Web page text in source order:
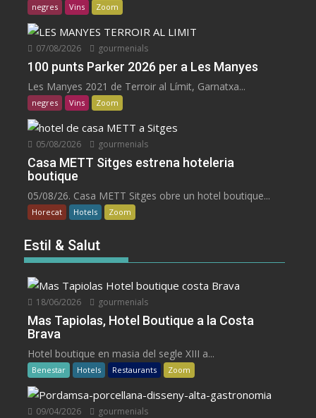
negres Vins Zoom
07/08/2026 gourmenials
100 punts Parker 2026 per a Les Manyes
Les Manyes 2021 de Terroir al Límit, Garnatxa...
negres Vins Zoom
05/08/2026 gourmenials
Casa METT Sitges estrena hoteleria
boutique
05/08/26. Casa METT Sitges obre un hotel boutique...
Horecat Hotels Zoom
Estil & Salut
18/06/2026 gourmenials
Mas Tapiolas, Hotel Boutique a la Costa
Brava
Hotel boutique en masia del segle XIII a...
Benestar Hotels Restaurants Zoom
09/04/2026 gourmenials